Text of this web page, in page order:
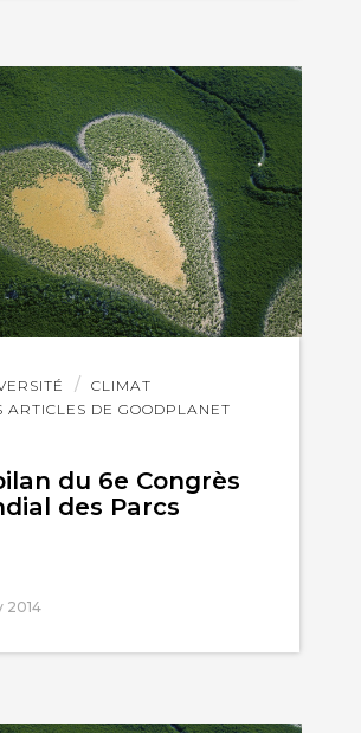
CLIMAT
ARTICLES DE GOODPLANET
du 6e Congrès
des Parcs
2014